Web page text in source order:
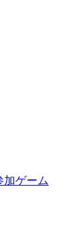
加ゲーム